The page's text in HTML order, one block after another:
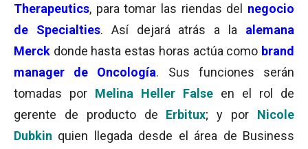
Therapeutics, para tomar las riendas del
negocio
de Specialties. Así dejará atrás a la alemana
Merck donde hasta estas horas actúa como brand
manager de Oncología. Sus funciones serán
tomadas por Melina Heller False en el rol de
gerente de producto de Erbitux; y por Nicole
Dubkin quien llegada desde el área de Business